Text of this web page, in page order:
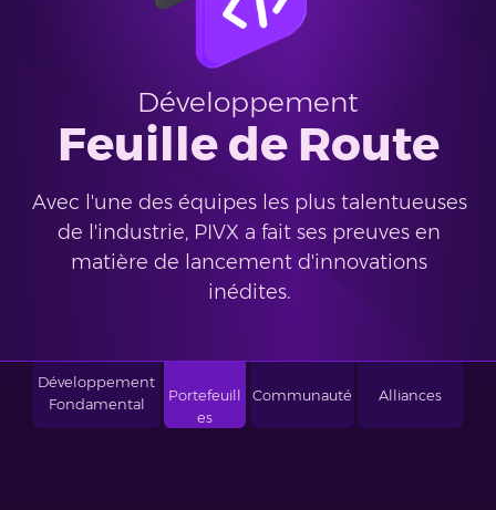
Développement
Feuille de Route
Avec l'une des équipes les plus talentueuses
de l'industrie, PIVX a fait ses preuves en
matière de lancement d'innovations
inédites.
Développement
Fondamental
Portefeuill
es
Communauté Alliances